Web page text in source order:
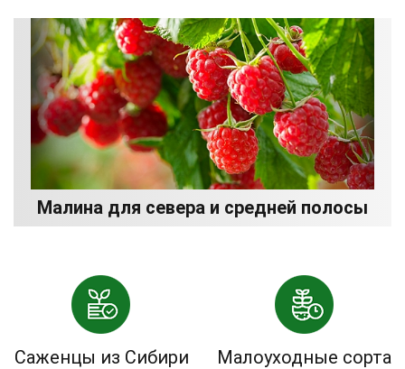
Малина для севера и средней полосы
Саженцы из Сибири Малоуходные сорта